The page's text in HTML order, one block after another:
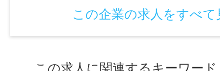
この企業の求人をすべて
この求人に関連するキーワード